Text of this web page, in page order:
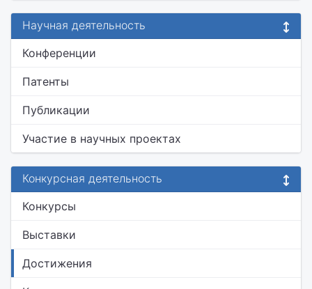
Научная деятельность
Конференции
Патенты
Публикации
Участие в научных проектах
Конкурсная деятельность
Конкурсы
Выставки
Достижения